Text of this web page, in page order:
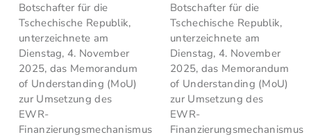
Botschafter für die
Tschechische Republik,
unterzeichnete am
Dienstag, 4. November
2025, das Memorandum
of Understanding (MoU)
zur Umsetzung des
EWR-
Finanzierungsmechanismus
Botschafter für die
Tschechische Republik,
unterzeichnete am
Dienstag, 4. November
2025, das Memorandum
of Understanding (MoU)
zur Umsetzung des
EWR-
Finanzierungsmechanismus